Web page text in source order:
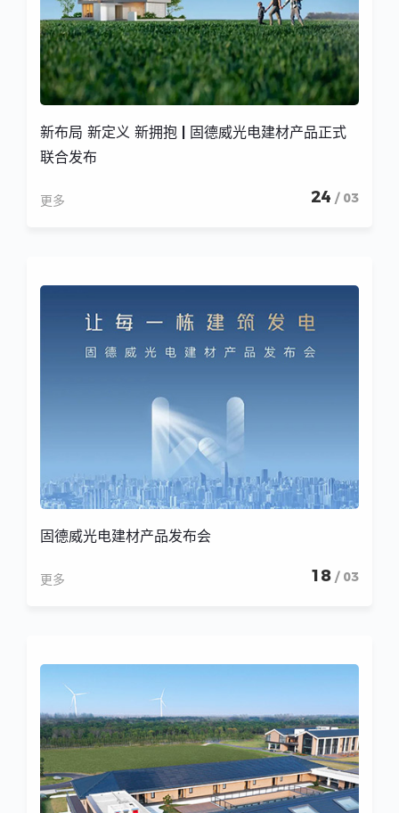
新布局 新定义 新拥抱 | 固德威光电建材产品正式
联合发布
更多 24 / 03
固德威光电建材产品发布会
更多 18 / 03